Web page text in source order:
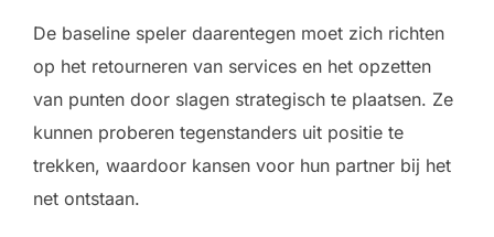
De baseline speler daarentegen moet zich richten
op het retourneren van services en het opzetten
van punten door slagen strategisch te plaatsen. Ze
kunnen proberen tegenstanders uit positie te
trekken, waardoor kansen voor hun partner bij het
net ontstaan.